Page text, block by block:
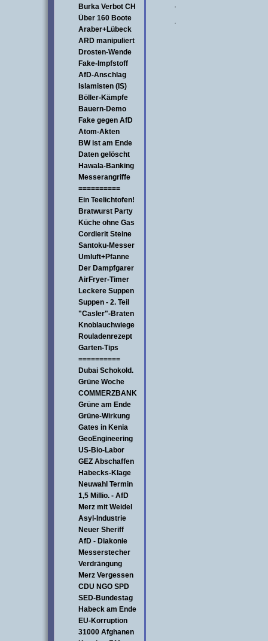
Burka Verbot CH
Über 160 Boote
Araber+Lübeck
ARD manipuliert
Drosten-Wende
Fake-Impfstoff
AfD-Anschlag
Islamisten (IS)
Böller-Kämpfe
Bauern-Demo
Fake gegen AfD
Atom-Akten
BW ist am Ende
Daten gelöscht
Hawala-Banking
Messerangriffe
==========
Ein Teelichtofen!
Bratwurst Party
Küche ohne Gas
Cordierit Steine
Santoku-Messer
Umluft+Pfanne
Der Dampfgarer
AirFryer-Timer
Leckere Suppen
Suppen - 2. Teil
"Casler"-Braten
Knoblauchwiege
Rouladenrezept
Garten-Tips
==========
Dubai Schokold.
Grüne Woche
COMMERZBANK
Grüne am Ende
Grüne-Wirkung
Gates in Kenia
GeoEngineering
US-Bio-Labor
GEZ Abschaffen
Habecks-Klage
Neuwahl Termin
1,5 Millio. - AfD
Merz mit Weidel
Asyl-Industrie
Neuer Sheriff
AfD - Diakonie
Messerstecher
Verdrängung
Merz Vergessen
CDU NGO SPD
SED-Bundestag
Habeck am Ende
EU-Korruption
31000 Afghanen
·
·